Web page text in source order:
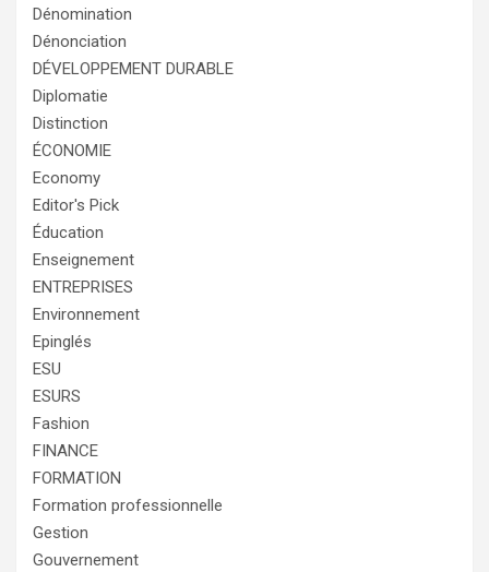
Dénomination
Dénonciation
DÉVELOPPEMENT DURABLE
Diplomatie
Distinction
ÉCONOMIE
Economy
Editor's Pick
Éducation
Enseignement
ENTREPRISES
Environnement
Epinglés
ESU
ESURS
Fashion
FINANCE
FORMATION
Formation professionnelle
Gestion
Gouvernement